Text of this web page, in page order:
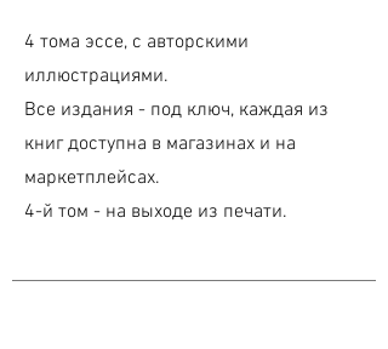
4 тома эссе, с авторскими
иллюстрациями.
Все издания - под ключ, каждая из
книг доступна в магазинах и на
маркетплейсах.
4-й том - на выходе из печати.